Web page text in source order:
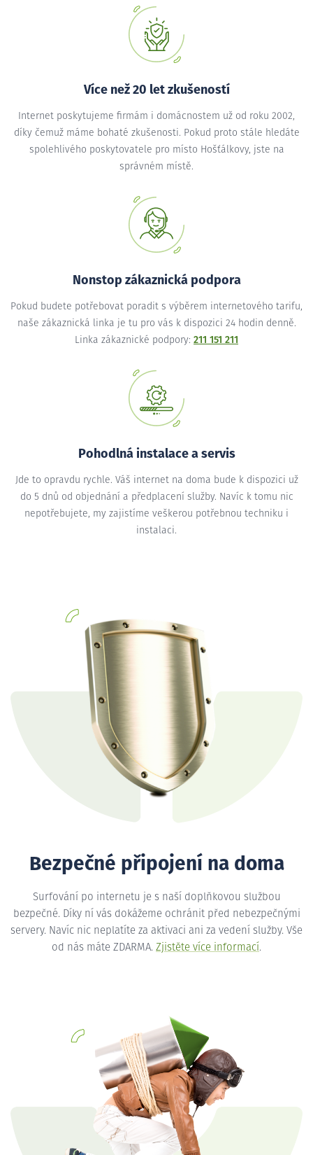
Více než 20 let zkušeností
Internet poskytujeme firmám i domácnostem už od roku 2002,
díky čemuž máme bohaté zkušenosti. Pokud proto stále hledáte
spolehlivého poskytovatele pro místo Hošťálkovy, jste na
správném místě.
Nonstop zákaznická podpora
Pokud budete potřebovat poradit s výběrem internetového tarifu,
naše zákaznická linka je tu pro vás k dispozici 24 hodin denně.
Linka zákaznické podpory: 211 151 211
Pohodlná instalace a servis
Jde to opravdu rychle. Váš internet na doma bude k dispozici už
do 5 dnů od objednání a předplacení služby. Navíc k tomu nic
nepotřebujete, my zajistíme veškerou potřebnou techniku i
instalaci.
Bezpečné připojení na doma
Surfování po internetu je s naší doplňkovou službou
bezpečné. Díky ní vás dokážeme ochránit před nebezpečnými
servery. Navíc nic neplatíte za aktivaci ani za vedení služby. Vše
od nás máte ZDARMA. Zjistěte více informací.